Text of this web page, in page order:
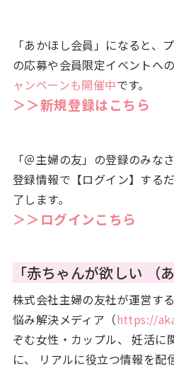
「あかほし会員」になると、
の応募や会員限定イベントへの
ャンペーンも開催中です。
＞＞新規登録はこちら
「＠主婦の友」の登録のみな
登録情報で【ログイン】する
了します。
＞＞ログインこちら
「赤ちゃんが欲しい （
株式会社主婦の友社が運営す
悩み解決メディア（https://
ぞむ女性・カップル、 妊活に
に、 リアルに役立つ情報を配